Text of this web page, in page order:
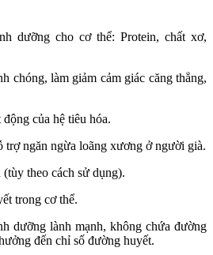
dưỡng cho cơ thể: Protein, chất xơ,
chóng, làm giảm cảm giác căng thẳng,
của hệ tiêu hóa.
trợ ngăn ngừa loãng xương ở người già.
theo cách sử dụng).
trong cơ thể.
dưỡng lành mạnh, không chứa đường
đến chỉ số đường huyết.